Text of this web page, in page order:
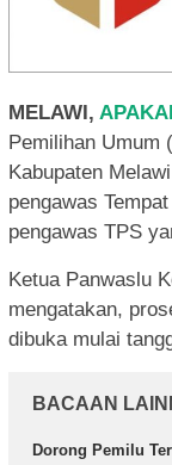
MELAWI,
Pemilihan Umum
Kabupaten
pengawas
pengawas TPS
Ketua Panwaslu
mengatakan,
dibuka mulai
BACAAN
Dorong Pemilu